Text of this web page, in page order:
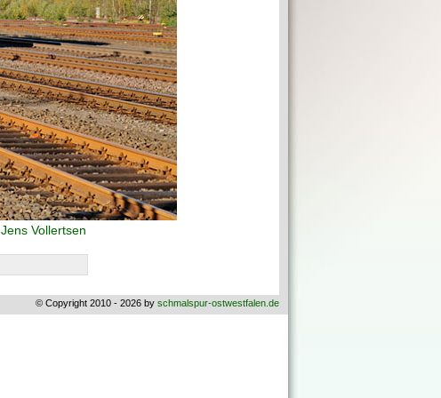
Jens Vollertsen
© Copyright 2010 - 2026 by schmalspur-ostwestfalen.de